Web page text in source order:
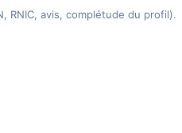
RNIC, avis, complétude du profil).